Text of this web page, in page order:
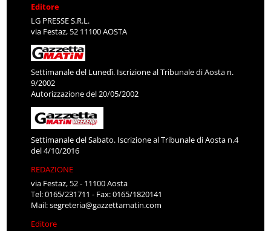
Editore
LG PRESSE S.R.L.
via Festaz, 52 11100 AOSTA
Settimanale del Lunedì. Iscrizione al Tribunale di Aosta n.
9/2002
Autorizzazione del 20/05/2002
Settimanale del Sabato. Iscrizione al Tribunale di Aosta n.4
del 4/10/2016
REDAZIONE
via Festaz, 52 - 11100 Aosta
Tel: 0165/231711 - Fax: 0165/1820141
Mail:segreteria@gazzettamatin.com
Editore